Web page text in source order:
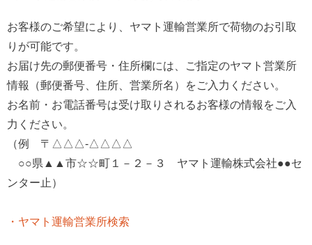
お客様のご希望により、ヤマト運輸営業所で荷物のお引取
りが可能です。
お届け先の郵便番号・住所欄には、ご指定のヤマト営業所
情報（郵便番号、住所、営業所名）をご入力ください。
お名前・お電話番号は受け取りされるお客様の情報をご入
力ください。
（例 〒△△△-△△△△
○○県▲▲市☆☆町１－２－３ ヤマト運輸株式会社●●セ
ンター止）
・ヤマト運輸営業所検索